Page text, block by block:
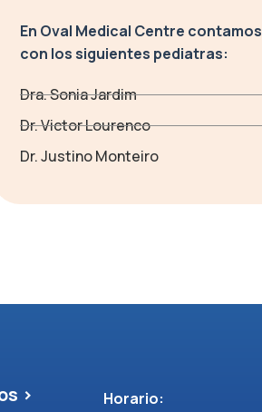
En Oval Medical Centre contamos
con los siguientes pediatras:
Dra. Sonia Jardim
Dr. Victor Lourenco
Dr. Justino Monteiro
> Horario: